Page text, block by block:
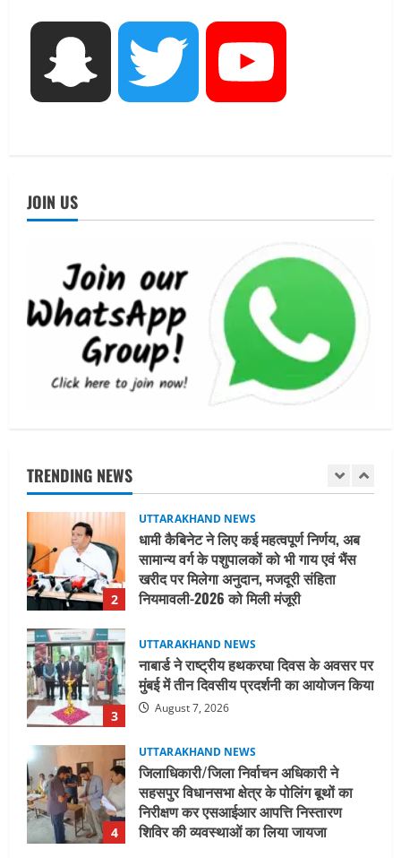
Snapchat Twitter
JOIN US
TRENDING NEWS
UTTARAKHAND NEWS
जिलाधिकारी/जिला निर्वाचन अधिकारी ने
सहसपुर विधानसभा क्षेत्र के पोलिंग बूथों का
चयन : रेखा आर्या
UTTARAKHAND NEWS
15 अगस्त तक ई-केवाईसी नहीं कराई तो गैस
आपूर्ति पर पड़ सकता है असर
August 8, 2026
2
UTTARAKHAND NEWS
3
UTTARAKHAND NEWS
नाबार्ड ने राष्ट्रीय हथकरघा दिवस के अवसर पर
मुंबई में तीन दिवसीय प्रदर्शनी का आयोजन किया
August 7, 2026
4
UTTARAKHAND NEWS
जिलाधिकारी/जिला निर्वाचन अधिकारी ने
सहसपुर विधानसभा क्षेत्र के पोलिंग बूथों का
निरीक्षण कर एसआईआर आपत्ति निस्तारण
शिविर की व्यवस्थाओं का लिया जायजा
5
UTTARAKHAND NEWS
तीलू रौतेली पुरस्कार के लिए 13 वीरांगनाओं का
चयन : रेखा आर्या
August 6, 2026